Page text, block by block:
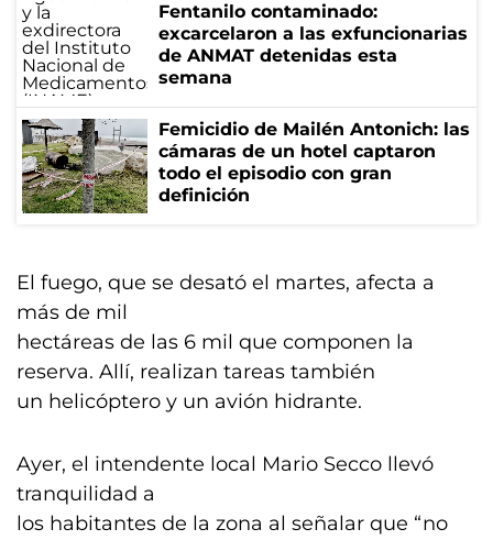
Fentanilo contaminado:
excarcelaron a las exfuncionarias
de ANMAT detenidas esta
semana
Femicidio de Mailén Antonich: las
cámaras de un hotel captaron
todo el episodio con gran
definición
El fuego, que se desató el martes, afecta a
más de mil
hectáreas de las 6 mil que componen la
reserva. Allí, realizan tareas también
un helicóptero y un avión hidrante.
Ayer, el intendente local Mario Secco llevó
tranquilidad a
los habitantes de la zona al señalar que “no